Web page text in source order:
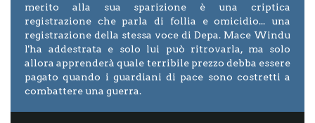
merito alla sua sparizione è una criptica
registrazione che parla di follia e omicidio... una
registrazione della stessa voce di Depa. Mace Windu
l'ha addestrata e solo lui può ritrovarla, ma solo
allora apprenderà quale terribile prezzo debba essere
pagato quando i guardiani di pace sono costretti a
combattere una guerra.